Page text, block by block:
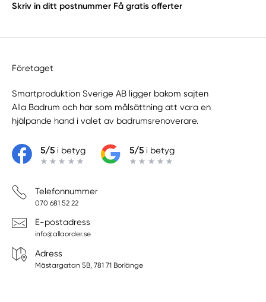
Skriv in ditt postnummer Få gratis offerter
Företaget
Smartproduktion Sverige AB ligger bakom sajten
Alla Badrum och har som målsättning att vara en
hjälpande hand i valet av badrumsrenoverare.
5/5i betyg 5/5i betyg
Telefonnummer
070 681 52 22
E-postadress
info@allaorder.se
Adress
Mästargatan 5B, 781 71 Borlänge